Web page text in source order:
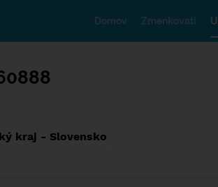
Domov Zmenkovati
kraj - Slovensko